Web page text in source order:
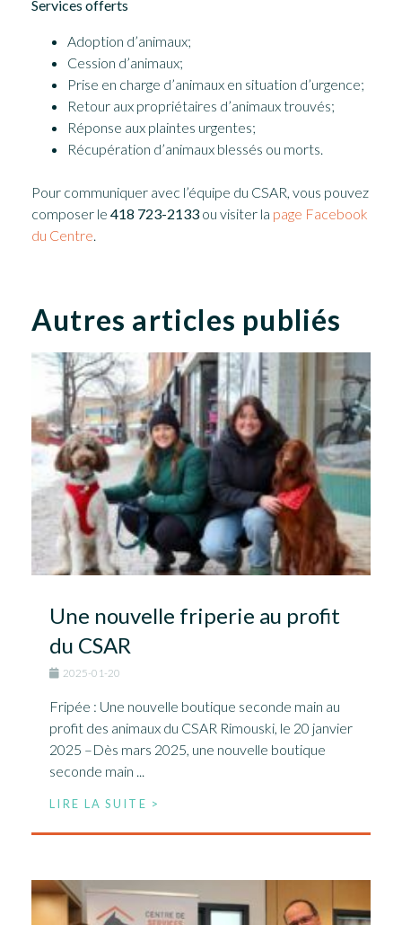
Services offerts
Adoption d’animaux;
Cession d’animaux;
Prise en charge d’animaux en situation d’urgence;
Retour aux propriétaires d’animaux trouvés;
Réponse aux plaintes urgentes;
Récupération d’animaux blessés ou morts.
Pour communiquer avec l’équipe du CSAR, vous pouvez
composer le 418 723-2133 ou visiter la page Facebook
du Centre.
Autres articles publiés
Une nouvelle friperie au profit
du CSAR
2025-01-20
Fripée : Une nouvelle boutique seconde main au
profit des animaux du CSAR Rimouski, le 20 janvier
2025 –Dès mars 2025, une nouvelle boutique
seconde main ...
LIRE LA SUITE >